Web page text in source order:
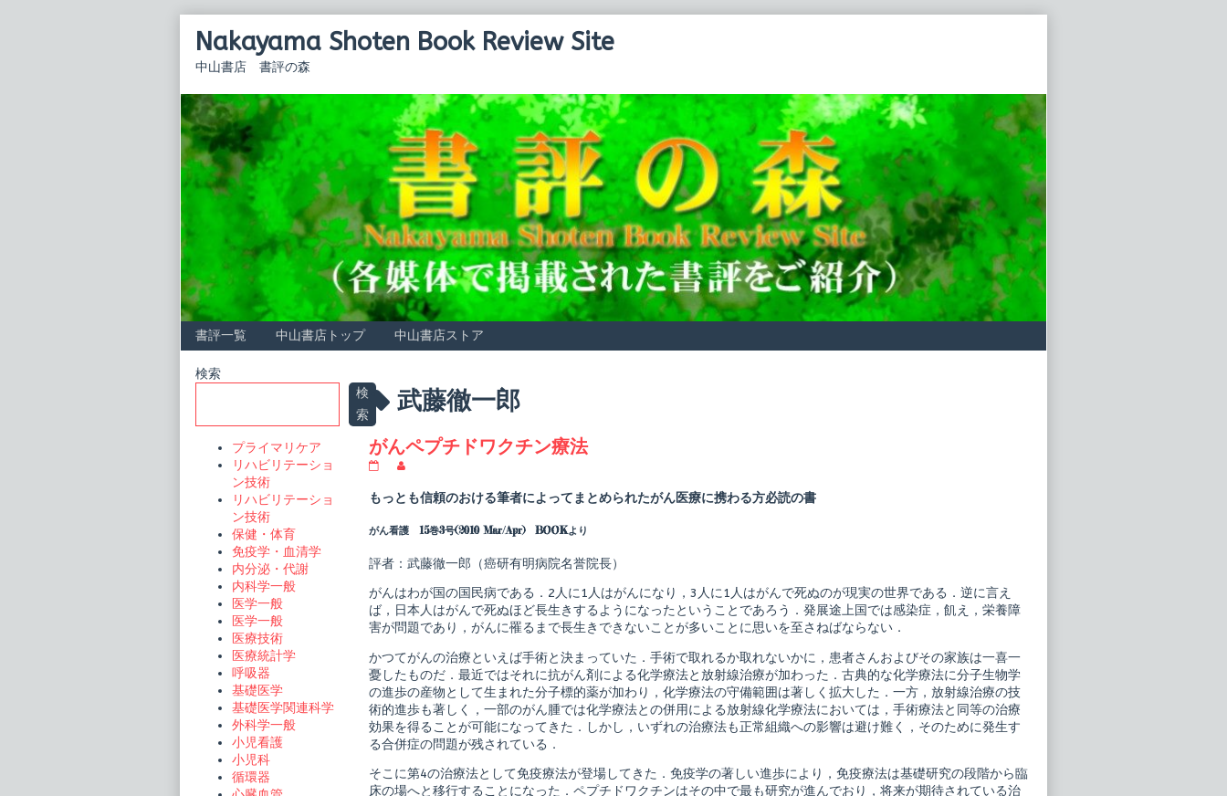
Nakayama Shoten Book Review Site
中山書店 書評の森
書評一覧 中山書店トップ 中山書店ストア
Posts
tagged
武藤徹一郎
がんペプチドワクチン療法
プ
ド
ク
ン
療
法
published
posts
by
author
が
ペ
プ
チ
ド
ク
チ
ン
療
法,
もっとも信頼のおける筆者によってまとめられたがん医療に携わる方必読の書
がん看護 15巻3号(2010 Mar/Apr) BOOKより
評者：武藤徹一郎（癌研有明病院名誉院長）
がんはわが国の国民病である．2人に1人はがんになり，3人に1人はがんで死ぬのが現実の世界である．逆に言え
ば，日本人はがんで死ぬほど長生きするようになったということであろう．発展途上国では感染症，飢え，栄養障
害が問題であり，がんに罹るまで長生きできないことが多いことに思いを至さねばならない．
かつてがんの治療といえば手術と決まっていた．手術で取れるか取れないかに，患者さんおよびその家族は一喜一
憂したものだ．最近ではそれに抗がん剤による化学療法と放射線治療が加わった．古典的な化学療法に分子生物学
の進歩の産物として生まれた分子標的薬が加わり，化学療法の守備範囲は著しく拡大した．一方，放射線治療の技
術的進歩も著しく，一部のがん腫では化学療法との併用による放射線化学療法においては，手術療法と同等の治療
効果を得ることが可能になってきた．しかし，いずれの治療法も正常組織への影響は避け難く，そのために発生す
る合併症の問題が残されている．
そこに第4の治療法として免疫療法が登場してきた．免疫学の著しい進歩により，免疫療法は基礎研究の段階から臨
床の場へと移行することになった．ペプチドワクチンはその中で最も研究が進んでおり，将来が期待されている治
Primary
検索
検
索
プライマリケア
リハビリテーショ
ン技術
リハビリテーショ
ン技術
保健・体育
免疫学・血清学
内分泌・代謝
内科学一般
医学一般
医学一般
医療技術
医療統計学
呼吸器
基礎医学
基礎医学関連科学
外科学一般
小児看護
小児科
循環器